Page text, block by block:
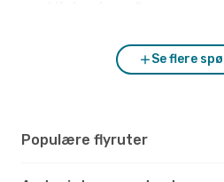
Se flere
Populære flyruter